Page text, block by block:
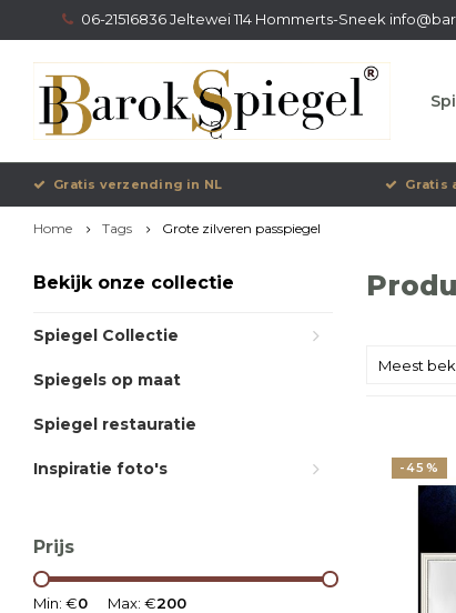
06-21516836 Jeltewei 114 Hommerts-Sneek
Gratis verzending in NL Gratis
Home Tags Grote zilveren passpiegel
Bekijk onze collectie
Spiegel Collectie
Spiegels op maat
Spiegel restauratie
Inspiratie foto's
Prijs
Min: €0 Max: €200
Meest
-45%